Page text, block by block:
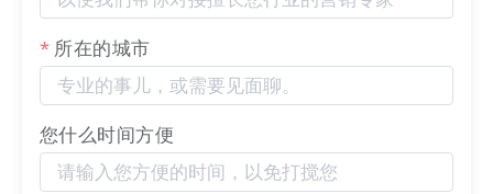
等功能模块，从根源上避免“推倒重建”的资源浪
费，让每一分投入都能沉淀为企业的长期数字资
产。
典型客户实践：从“试水”到“真有用”的数字
所在的城市
您什么时间方便